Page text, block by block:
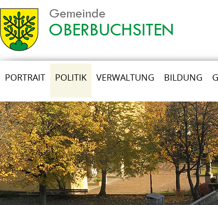
PORTRAIT POLITIK VERWALTUNG BILDUNG